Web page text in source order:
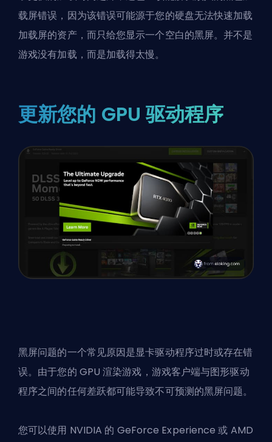
载屏错误，因为该错误可能源于您的硬盘无法快速加载
加载屏的资产，而只给您显示一个空白的黑屏。并不是
游戏没有加载，而是加载得太慢。
更新您的 GPU 驱动程序
黑屏问题的一个常见原因是显卡驱动程序过时或存在错
误。由于您的 GPU 渲染游戏，游戏客户端与图形驱动
程序之间的任何差跃都可能导致不可预测的黑屏问题。
您可以使用 NVIDIA 的 GeForce Experience 或 AMD